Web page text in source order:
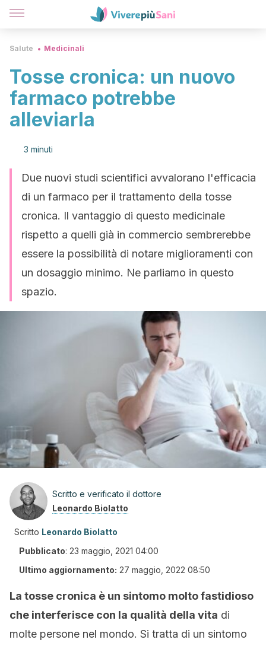
Salute Medicinali
Tosse cronica: un nuovo
farmaco potrebbe
alleviarla
3 minuti
Due nuovi studi scientifici avvalorano l'efficacia
di un farmaco per il trattamento della tosse
cronica. Il vantaggio di questo medicinale
rispetto a quelli già in commercio sembrerebbe
essere la possibilità di notare miglioramenti con
un dosaggio minimo. Ne parliamo in questo
spazio.
Scritto e verificato il dottore
Leonardo Biolatto
Scritto Leonardo Biolatto
Pubblicato: 23 maggio, 2021 04:00
Ultimo aggiornamento: 27 maggio, 2022 08:50
La tosse cronica è un sintomo molto fastidioso
che interferisce con la qualità della vita di
molte persone nel mondo. Si tratta di un sintomo